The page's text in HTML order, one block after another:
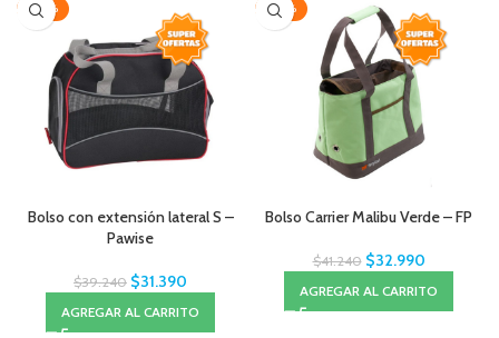
-20%
Bolso con extensión lateral S –
Pawise
$39.240 $31.390
AGREGAR AL CARRITO
-20%
Bolso Carrier Malibu Verde – FP
$41.240 $32.990
AGREGAR AL CARRITO